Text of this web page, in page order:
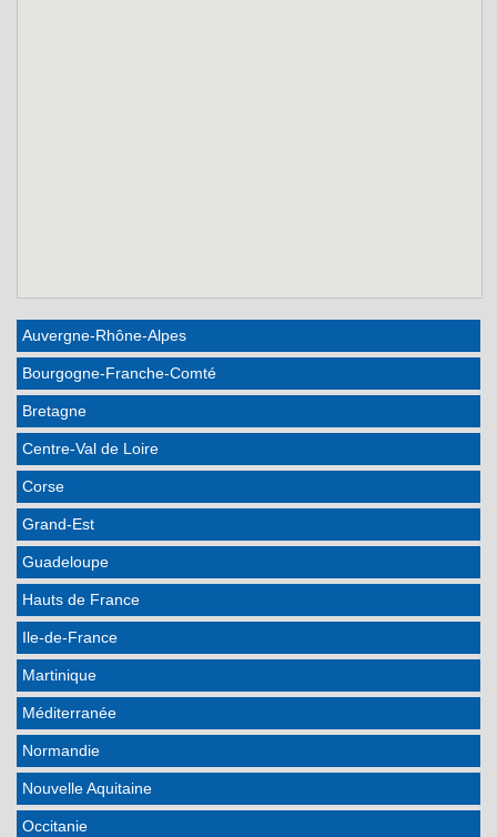
Auvergne-Rhône-Alpes
Bourgogne-Franche-Comté
Bretagne
Centre-Val de Loire
Corse
Grand-Est
Guadeloupe
Hauts de France
Ile-de-France
Martinique
Méditerranée
Normandie
Nouvelle Aquitaine
Occitanie